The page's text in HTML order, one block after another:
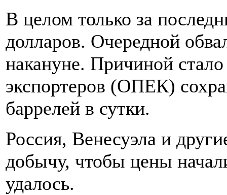
В целом только за
долларов. Очередной
накануне. Причиной
экспортеров (ОПЕК)
баррелей в сутки.
Россия, Венесуэла и
добычу, чтобы цены
удалось.